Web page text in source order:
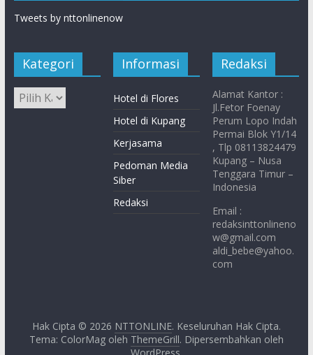
Tweets by nttonlinenow
Kategori Informasi
Hotel di Flores
Hotel di Kupang
Kerjasama
Pedoman Media
Siber
Redaksi
Redaksi
Alamat Kantor :
Jl.Fetor Foenay
Perum Lopo Indah
Permai Blok Y1/14
, Tlp 08113824479
Kupang – Nusa
Tenggara Timur –
Indonesia
Email :
redaksinttonlineno
w@gmail.com
aldi_bebe@yahoo.
com
Hak Cipta © 2026 NTTONLINE. Keseluruhan Hak Cipta.
Tema: ColorMag oleh ThemeGrill. Dipersembahkan oleh